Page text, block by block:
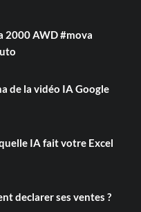
2000 AWD #mova
de la vidéo IA Google
IA fait votre Excel
declarer ses ventes ?